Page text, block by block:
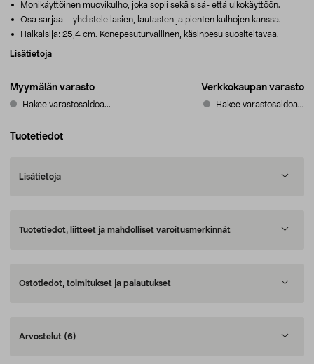
Myymälän varasto
Hakee varastosaldoa...
Verkkokaupan varasto
Hakee varastosaldoa...
Monikäyttöinen muovikulho, joka sopii sekä sisä- että ulkokäyttöön.
Osa sarjaa – yhdistele lasien, lautasten ja pienten kulhojen kanssa.
Halkaisija: 25,4 cm. Konepesuturvallinen, käsinpesu suositeltavaa.
Lisätietoja
Tuotetiedot
Lisätietoja
Tuotetiedot, liitteet ja mahdolliset varoitusmerkinnät
Ostotiedot, toimitukset ja palautukset
Arvostelut (6)